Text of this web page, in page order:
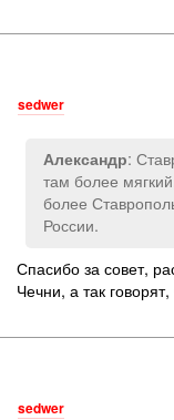
sedwer
Александр:
там более
более
России.
Спасибо за совет,
Чечни, а так
sedwer